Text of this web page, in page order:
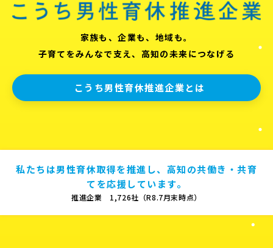
家族も、企業も、地域も。
子育てをみんなで支え、高知の未来につなげる
こうち男性育休推進企業とは
私たちは男性育休取得を推進し、高知の共働き・共育
てを応援しています。
推進企業 1,726社（R8.7月末時点）